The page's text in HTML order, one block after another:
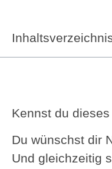
Kennst du
Du wünschst dir
Und gleichzeitig